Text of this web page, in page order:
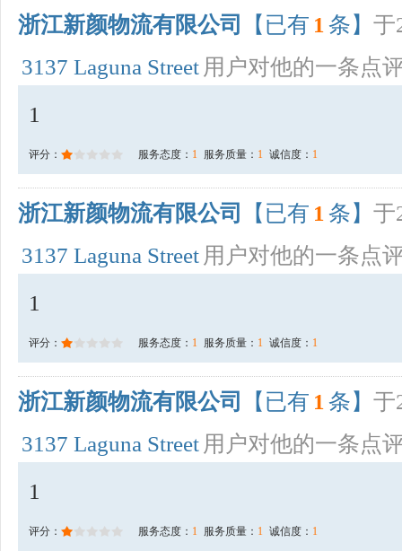
浙江新颜物流有限公司 【已有 1 条】 于
3137 Laguna Street 用户对他的一条点
1
评分： 服务态度： 1 服务质量： 1 诚信度： 1
浙江新颜物流有限公司 【已有 1 条】 于
3137 Laguna Street 用户对他的一条点
1
评分： 服务态度： 1 服务质量： 1 诚信度： 1
浙江新颜物流有限公司 【已有 1 条】 于
3137 Laguna Street 用户对他的一条点
1
评分： 服务态度： 1 服务质量： 1 诚信度： 1